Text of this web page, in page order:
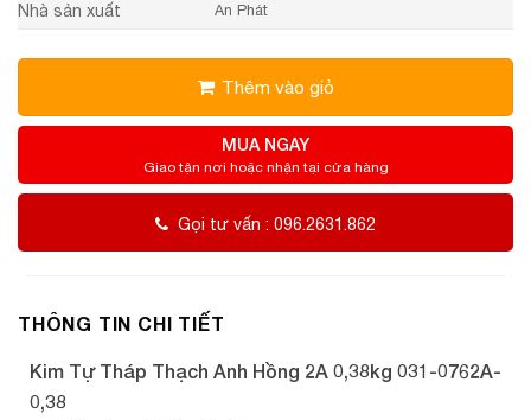
Nhà sản xuất An Phát
Thêm vào giỏ
MUA NGAY
Giao tận nơi hoặc nhận tại cửa hàng
Gọi tư vấn : 096.2631.862
THÔNG TIN CHI TIẾT
Kim Tự Tháp Thạch Anh Hồng 2A 0,38kg 031-0762A-
0,38